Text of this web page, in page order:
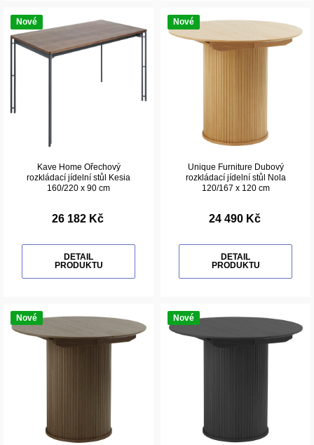
Nové
Kave Home Ořechový
rozkládací jídelní stůl Kesia
160/220 x 90 cm
26 182 Kč
DETAIL
PRODUKTU
Nové
Unique Furniture Dubový
rozkládací jídelní stůl Nola
120/167 x 120 cm
24 490 Kč
DETAIL
PRODUKTU
Nové Nové